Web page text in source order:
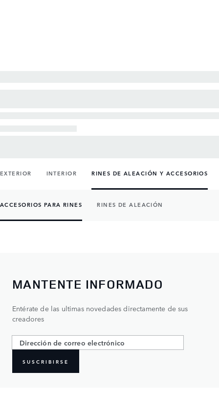
EXTERIOR INTERIOR RINES DE ALEACIÓN Y ACCESORIOS
ACCESORIOS PARA RINES RINES DE ALEACIÓN
MANTENTE INFORMADO
Entérate de las ultimas novedades directamente de sus
creadores
SUSCRIBIRSE